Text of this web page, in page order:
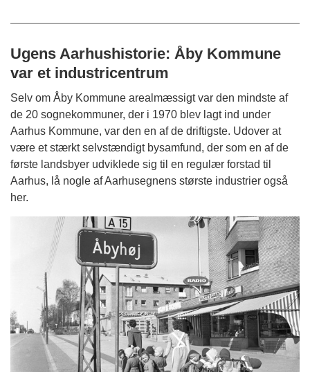
Ugens Aarhushistorie: Åby Kommune
var et industricentrum
Selv om Åby Kommune arealmæssigt var den mindste af
de 20 sognekommuner, der i 1970 blev lagt ind under
Aarhus Kommune, var den en af de driftigste. Udover at
være et stærkt selvstændigt bysamfund, der som en af de
første landsbyer udviklede sig til en regulær forstad til
Aarhus, lå nogle af Aarhusegnens største industrier også
her.